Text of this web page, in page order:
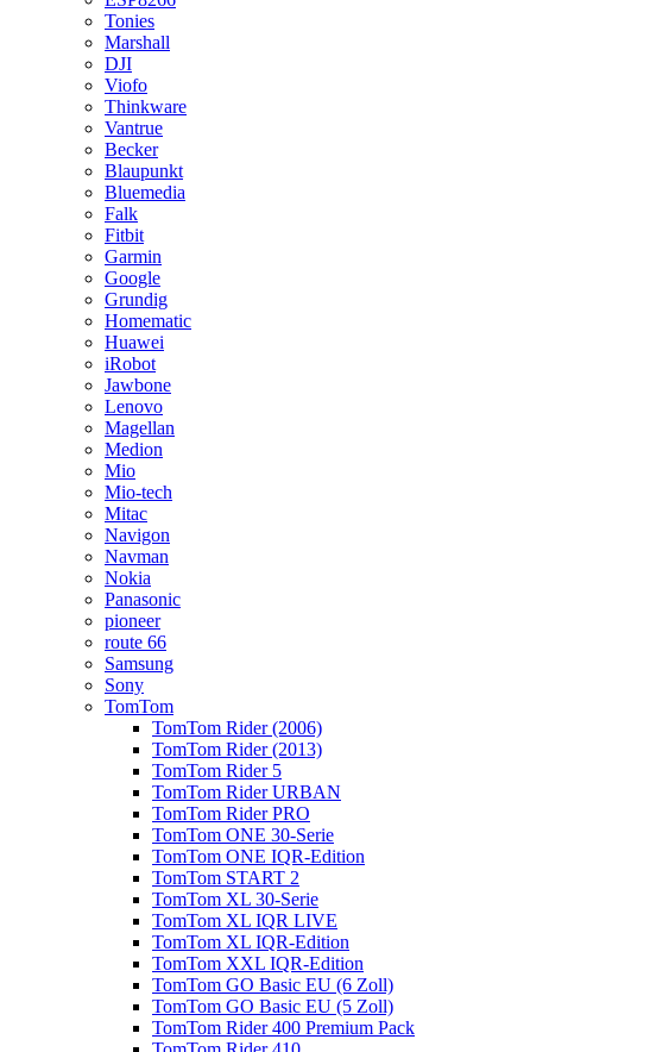
Tonies
Marshall
DJI
Viofo
Thinkware
Vantrue
Becker
Blaupunkt
Bluemedia
Falk
Fitbit
Garmin
Google
Grundig
Homematic
Huawei
iRobot
Jawbone
Lenovo
Magellan
Medion
Mio
Mio-tech
Mitac
Navigon
Navman
Nokia
Panasonic
pioneer
route 66
Samsung
Sony
TomTom
TomTom Rider (2006)
TomTom Rider (2013)
TomTom Rider 5
TomTom Rider URBAN
TomTom Rider PRO
TomTom ONE 30-Serie
TomTom ONE IQR-Edition
TomTom START 2
TomTom XL 30-Serie
TomTom XL IQR LIVE
TomTom XL IQR-Edition
TomTom XXL IQR-Edition
TomTom GO Basic EU (6 Zoll)
TomTom GO Basic EU (5 Zoll)
TomTom Rider 400 Premium Pack